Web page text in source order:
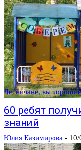
Лесничане, вы
60 ребят
знаний
Юлия Казимирова - 10/